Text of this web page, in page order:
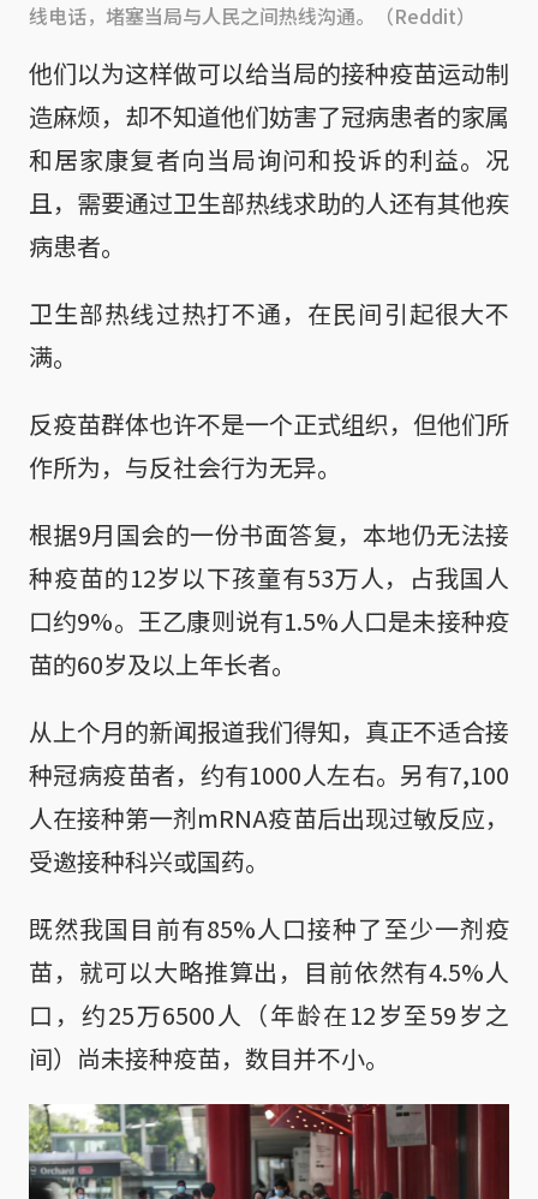
线电话，堵塞当局与人民之间热线沟通。（Reddit）
他们以为这样做可以给当局的接种疫苗运动制
造麻烦，却不知道他们妨害了冠病患者的家属
和居家康复者向当局询问和投诉的利益。况
且，需要通过卫生部热线求助的人还有其他疾
病患者。
卫生部热线过热打不通，在民间引起很大不
满。
反疫苗群体也许不是一个正式组织，但他们所
作所为，与反社会行为无异。
根据9月国会的一份书面答复，本地仍无法接
种疫苗的12岁以下孩童有53万人，占我国人
口约9%。王乙康则说有1.5%人口是未接种疫
苗的60岁及以上年长者。
从上个月的新闻报道我们得知，真正不适合接
种冠病疫苗者，约有1000人左右。另有7,100
人在接种第一剂mRNA疫苗后出现过敏反应，
受邀接种科兴或国药。
既然我国目前有85%人口接种了至少一剂疫
苗，就可以大略推算出，目前依然有4.5%人
口，约25万6500人（年龄在12岁至59岁之
间）尚未接种疫苗，数目并不小。